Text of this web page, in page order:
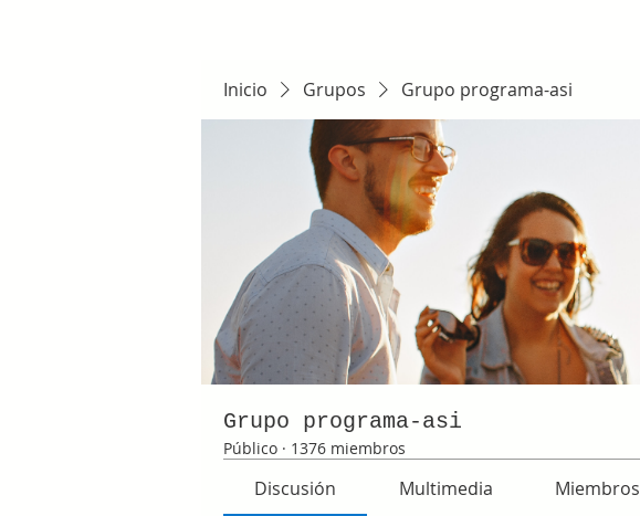
Inicio Grupos Grupo programa-asi
Grupo programa-asi
Público · 1376 miembros
Discusión Multimedia Miembros